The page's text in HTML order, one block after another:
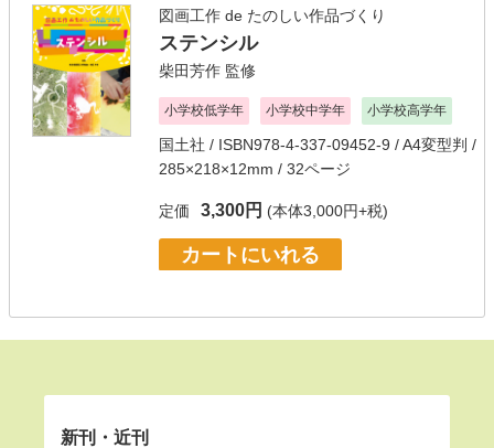
図画工作 de たのしい作品づくり
ステンシル
柴田芳作 監修
小学校低学年 小学校中学年 小学校高学年
国土社 / ISBN978-4-337-09452-9 / A4変型判 /
285×218×12mm / 32ページ
定価 3,300円 (本体3,000円+税)
カートにいれる
新刊・近刊